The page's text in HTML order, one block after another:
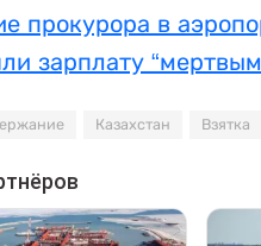
прокурора в
зарплату
Казахстан Взятка